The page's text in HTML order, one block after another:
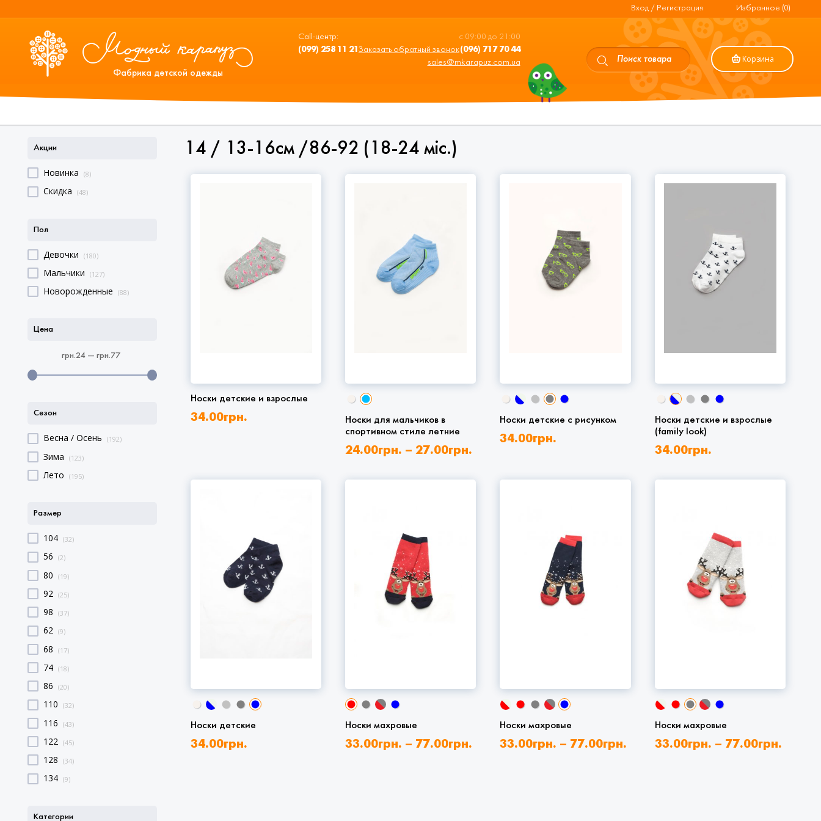
Вход / Регистрация Избранное (0)
Фабрика детской одежды
Call-центр:
с 09:00 до 21:00
(099) 258 11 21
(096) 717 70 44
Заказать обратный звонок
sales@mkarapuz.com.ua
Корзина
Акции
Новинка (8)
Скидка (48)
Пол
Девочки (180)
Мальчики (127)
Новорожденные (88)
Цена
грн.24 — грн.77
Сезон
Весна / Осень (192)
Зима (123)
Лето (195)
Размер
104 (32)
56 (2)
80 (19)
92 (25)
98 (37)
62 (9)
68 (17)
74 (18)
86 (20)
110 (32)
116 (43)
122 (45)
128 (34)
134 (9)
Категории
14 / 13-16см /86-92 (18-24 міс.)
Носки детские и взрослые
34.00грн.
Носки для мальчиков в
спортивном стиле летние
24.00грн. – 27.00грн.
Носки детские с рисунком
34.00грн.
Носки детские и взрослые
(family look)
34.00грн.
Носки детские
34.00грн.
Носки махровые
33.00грн. – 77.00грн.
Носки махровые
33.00грн. – 77.00грн.
Носки махровые
33.00грн. – 77.00грн.